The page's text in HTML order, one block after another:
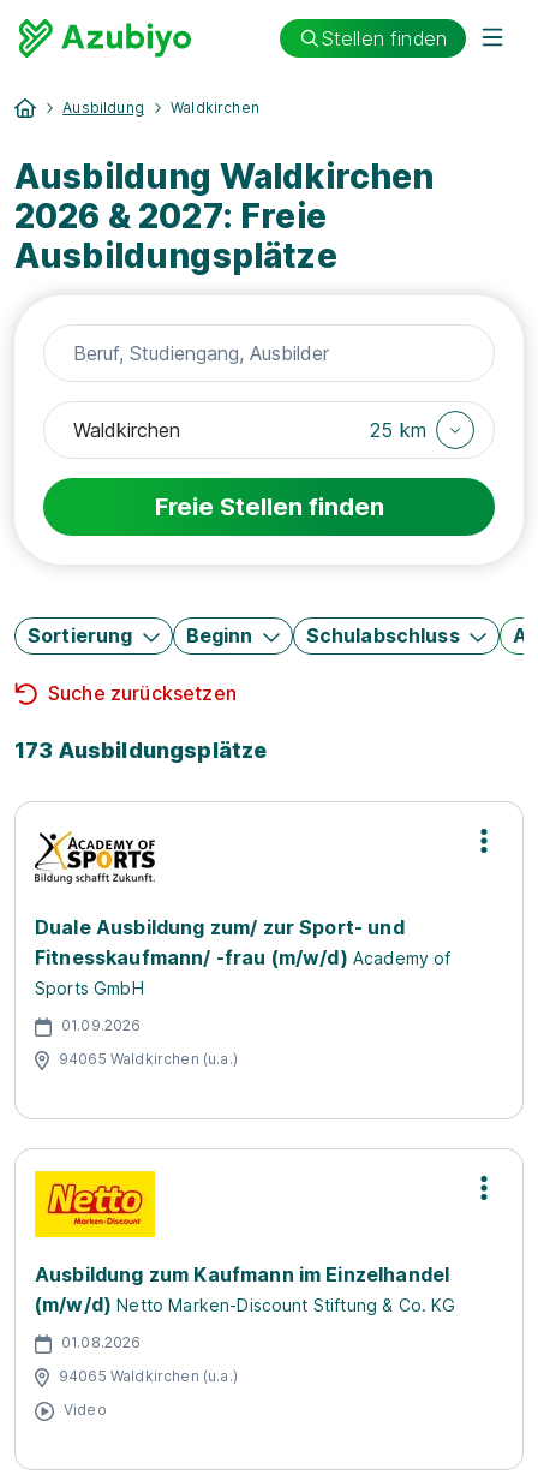
Stellen finden
Ausbildung Waldkirchen
Ausbildung Waldkirchen
2026 & 2027: Freie
Ausbildungsplätze
25 km
Freie Stellen finden
Sortierung Beginn Schulabschluss
Suche zurücksetzen
173 Ausbildungsplätze
Duale Ausbildung zum/ zur Sport- und
Fitnesskaufmann/ -frau (m/w/d) Academy of
Sports GmbH
01.09.2026
94065 Waldkirchen (u.a.)
Ausbildung zum Kaufmann im Einzelhandel
(m/w/d) Netto Marken-Discount Stiftung & Co. KG
01.08.2026
94065 Waldkirchen (u.a.)
Video